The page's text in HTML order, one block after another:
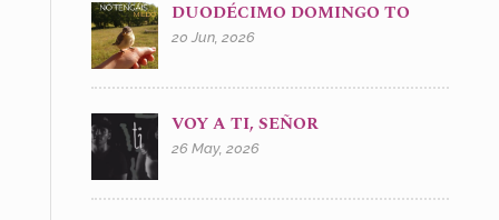
DUODÉCIMO DOMINGO TO
20 Jun, 2026
VOY A TI, SEÑOR
26 May, 2026